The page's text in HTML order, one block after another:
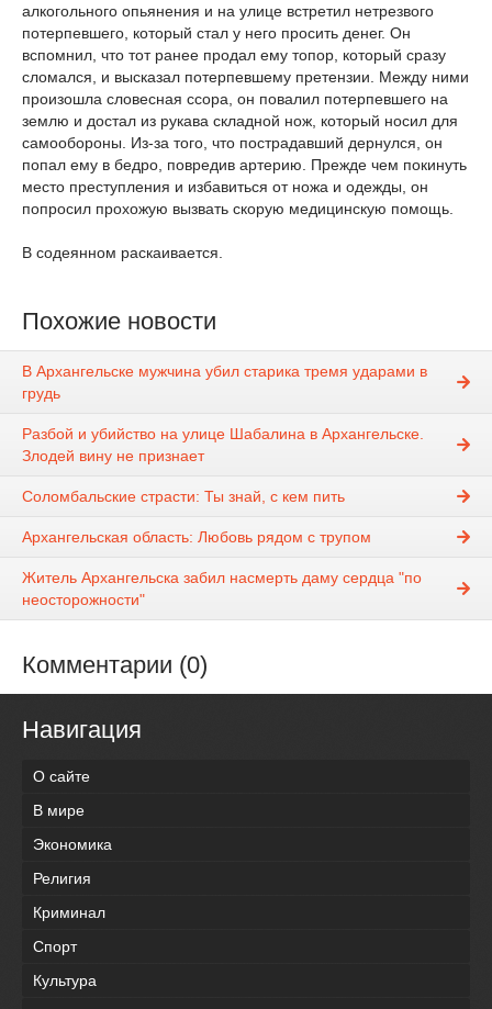
алкогольного опьянения и на улице встретил нетрезвого
потерпевшего, который стал у него просить денег. Он
вспомнил, что тот ранее продал ему топор, который сразу
сломался, и высказал потерпевшему претензии. Между ними
произошла словесная ссора, он повалил потерпевшего на
землю и достал из рукава складной нож, который носил для
самообороны. Из-за того, что пострадавший дернулся, он
попал ему в бедро, повредив артерию. Прежде чем покинуть
место преступления и избавиться от ножа и одежды, он
попросил прохожую вызвать скорую медицинскую помощь.
В содеянном раскаивается.
Похожие новости
В Архангельске мужчина убил старика тремя ударами в
грудь
Разбой и убийство на улице Шабалина в Архангельске.
Злодей вину не признает
Соломбальские страсти: Ты знай, с кем пить
Архангельская область: Любовь рядом с трупом
Житель Архангельска забил насмерть даму сердца "по
неосторожности"
Комментарии (0)
Навигация
О сайте
В мире
Экономика
Религия
Криминал
Спорт
Культура